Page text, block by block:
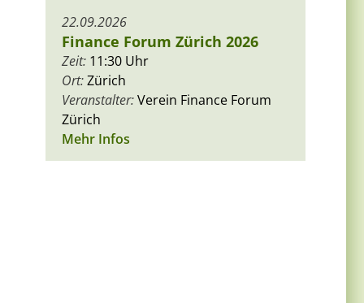
22.09.2026
Finance Forum Zürich 2026
Zeit: 11:30 Uhr
Ort:Zürich
Veranstalter:Verein Finance Forum
Zürich
Mehr Infos